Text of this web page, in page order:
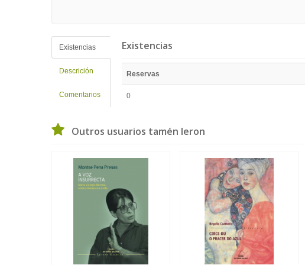
Existencias
Descrición
Comentarios
Existencias
Reservas
0
Outros usuarios tamén leron